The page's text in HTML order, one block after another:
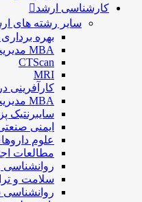
کارشناسی ارشد
سایر رشته های
بهره
MBA مدیریت دارو
CTScan
MRI
کارآفرینی
MBA مدیریت بیمارستانی
سایبرنتیک
ایمنی
علوم
مطالعات
سلامت و